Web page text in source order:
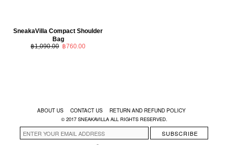
SneakaVilla Compact Shoulder
Bag
฿1,090.00 ฿760.00
ABOUT US CONTACT US
RETURN AND REFUND POLICY
© 2017 SNEAKAVILLA ALL RIGHTS RESERVED.